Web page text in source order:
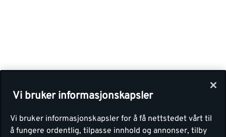
Vi bruker informasjonskapsler
Vi bruker informasjonskapsler for å få nettstedet vårt til
å fungere ordentlig, tilpasse innhold og annonser, tilby